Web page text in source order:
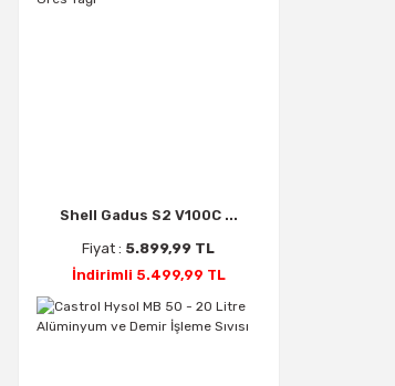
Shell Gadus S2 V100C ...
Fiyat : 5.899,99 TL
İndirimli 5.499,99 TL